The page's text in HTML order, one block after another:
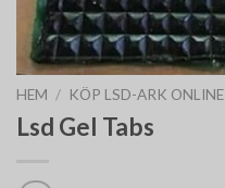
HEM / KÖP LSD-ARK ONLINE
Lsd Gel Tabs